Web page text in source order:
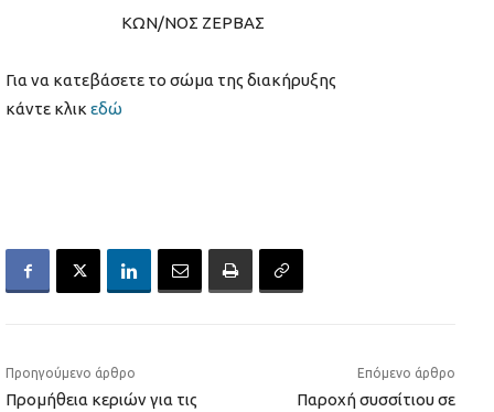
ΚΩΝ/ΝΟΣ ΖΕΡΒΑΣ
Για να κατεβάσετε το σώμα της διακήρυξης
κάντε κλικ εδώ
Προηγούμενο άρθρο
Προμήθεια κεριών για τις
Επόμενο άρθρο
Παροχή συσσίτιου σε